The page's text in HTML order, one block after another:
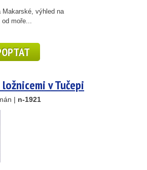
Makarské, výhled na
moře...
v Tučepi
| n-1921